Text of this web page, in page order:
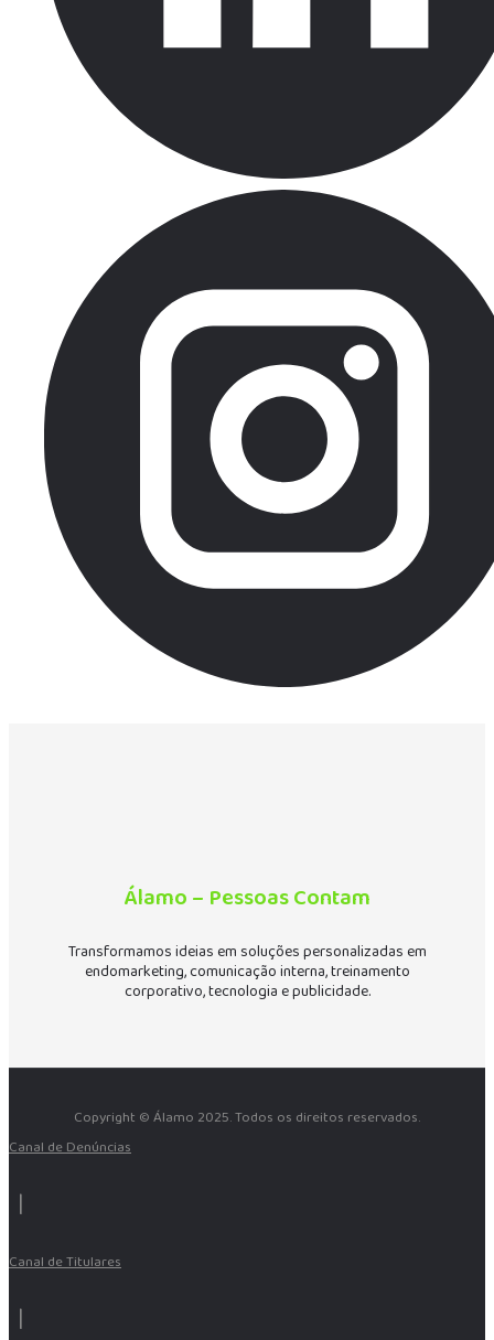
Álamo – Pessoas Contam
Transformamos ideias em soluções personalizadas em
endomarketing, comunicação interna, treinamento
corporativo, tecnologia e publicidade.
Copyright ©Álamo 2025. Todos os direitos reservados.
Canal de Denúncias
|
Canal de Titulares
|